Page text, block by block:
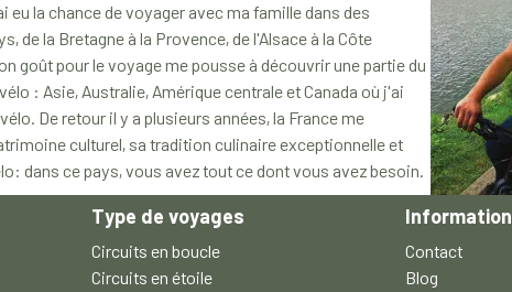
eu la chance de voyager avec ma famille dans des
de la Bretagne à la Provence, de l'Alsace à la Côte
goût pour le voyage me pousse à découvrir une partie du
: Asie, Australie, Amérique centrale et Canada où j'ai
De retour il y a plusieurs années, la France me
culturel, sa tradition culinaire exceptionnelle et
dans ce pays, vous avez tout ce dont vous avez besoin.
Type de voyages
Circuits en boucle
Circuits en étoile
Information
Contact
Blog